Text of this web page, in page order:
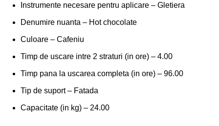
Instrumente necesare pentru aplicare – Gletiera
Denumire nuanta – Hot chocolate
Culoare – Cafeniu
Timp de uscare intre 2 straturi (in ore) – 4.00
Timp pana la uscarea completa (in ore) – 96.00
Tip de suport – Fatada
Capacitate (in kg) – 24.00